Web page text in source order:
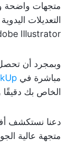
متجهات واضحة
التعديلات
Illustrator.
مباشرة في
الخاص بك دقيقًا
متجهة عالية